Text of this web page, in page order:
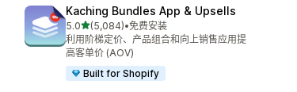
Kaching Bundles App & Upsells
5.0星（满分 5 星）
(5,084)
总共 5084 条评论
•免费安装
利用阶梯定价、产品组合和向上销售应用提
高客单价 (AOV)
Built for Shopify